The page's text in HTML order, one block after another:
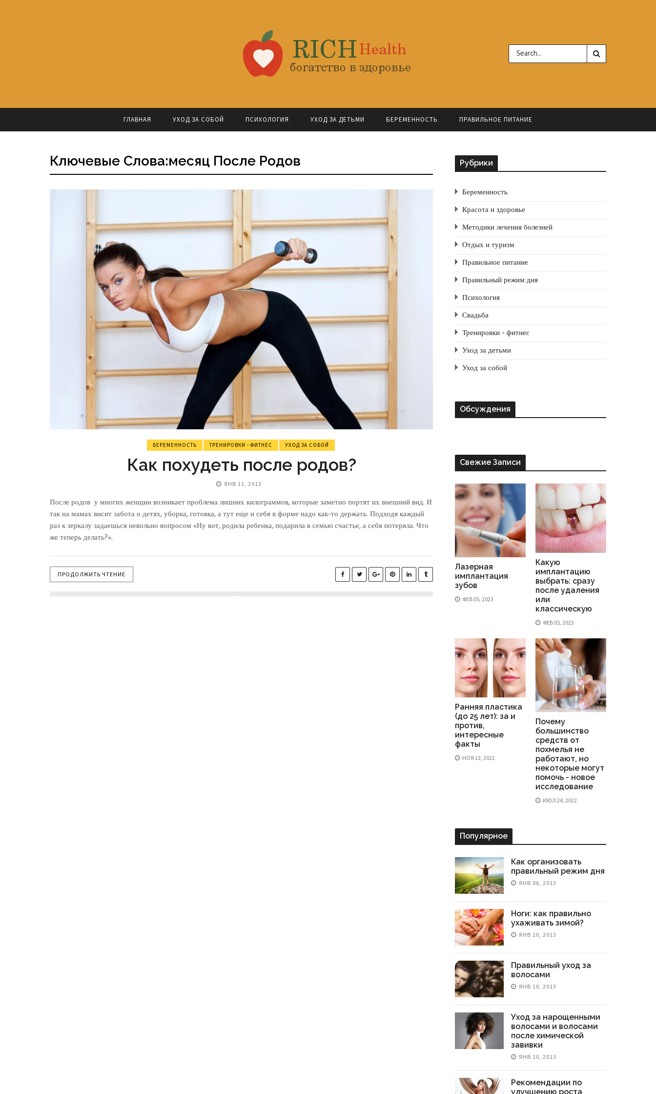
ГЛАВНАЯ УХОД ЗА СОБОЙ ПСИХОЛОГИЯ УХОД ЗА ДЕТЬМИ БЕРЕМЕННОСТЬ ПРАВИЛЬНОЕ ПИТАНИЕ
Ключевые Слова:месяц После Родов
БЕРЕМЕННОСТЬ ТРЕНИРОВКИ - ФИТНЕС УХОД ЗА СОБОЙ
Как похудеть после родов?
ЯНВ 11, 2013
После родов у многих женщин возникает проблема лишних килограммов, которые заметно портят их внешний вид. И
так на мамах висит забота о детях, уборка, готовка, а тут еще и себя в форме надо как-то держать. Подходя каждый
раз к зеркалу задаешься невольно вопросом «Ну вот, родила ребенка, подарила в семью счастье, а себя потеряла. Что
же теперь делать?».
ПРОДОЛЖИТЬ ЧТЕНИЕ
Рубрики
Беременность
Красота и здоровье
Методики лечения болезней
Отдых и туризм
Правильное питание
Правильный режим дня
Психология
Свадьба
Тренировки - фитнес
Уход за детьми
Уход за собой
Обсуждения
Свежие Записи
Лазерная
имплантация
зубов
ФЕВ 05, 2023
Какую
имплантацию
выбрать: сразу
после удаления
или
классическую
ФЕВ 05, 2023
Ранняя пластика
(до 25 лет): за и
против,
интересные
факты
НОЯ 13, 2022
Почему
большинство
средств от
похмелья не
работают, но
некоторые могут
помочь - новое
исследование
ИЮЛ 24, 2022
Популярное
Как организовать
правильный режим дня
ЯНВ 06, 2013
Ноги: как правильно
ухаживать зимой?
ЯНВ 10, 2013
Правильный уход за
волосами
ЯНВ 10, 2013
Уход за нарощенными
волосами и волосами
после химической
завивки
ЯНВ 10, 2013
Рекомендации по
улучшению роста